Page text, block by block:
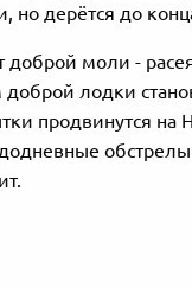
но дерётся до
доброй моли -
лодки
продвинутся на